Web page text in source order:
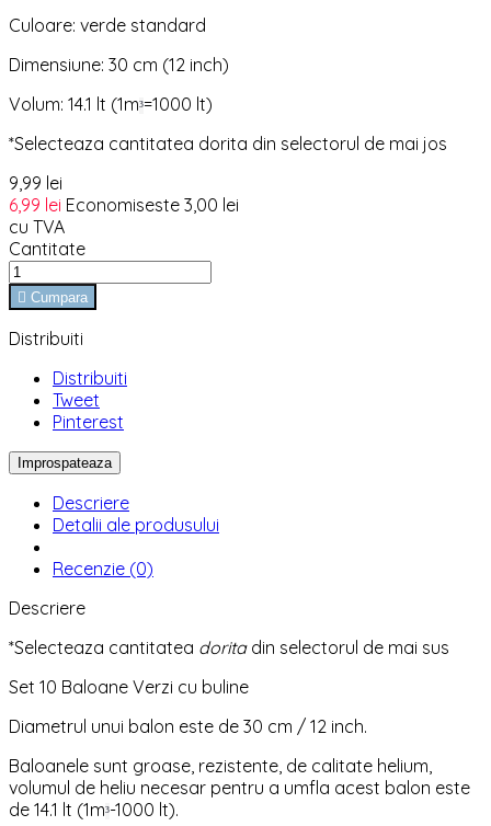
Culoare: verde standard
Dimensiune: 30 cm (12 inch)
Volum: 14.1 lt (1m³=1000 lt)
*Selecteaza cantitatea dorita din selectorul de mai jos
9,99 lei
6,99 lei Economiseste 3,00 lei
cu TVA
Cantitate
 Cumpara
Distribuiti
Distribuiti
Tweet
Pinterest
Descriere
Detalii ale produsului
Recenzie (0)
Descriere
*Selecteaza cantitatea doritadin selectorul de mai sus
Set 10 Baloane Verzi cu buline
Diametrul unui balon este de 30 cm / 12 inch.
Baloanele sunt groase, rezistente, de calitate helium,
volumul de heliu necesar pentru a umfla acest balon este
de 14.1 lt (1m³-1000 lt).